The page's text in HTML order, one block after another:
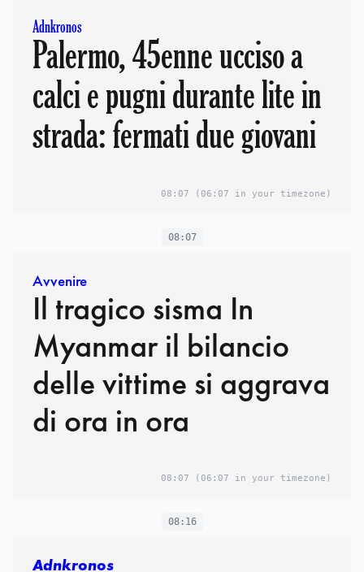
Adnkronos
Palermo, 45enne ucciso a
calci e pugni durante lite in
strada: fermati due giovani
08:07 (06:07 in your timezone)
08:07
Avvenire
Il tragico sisma In
Myanmar il bilancio
delle vittime si aggrava
di ora in ora
08:07 (06:07 in your timezone)
08:16
Adnkronos